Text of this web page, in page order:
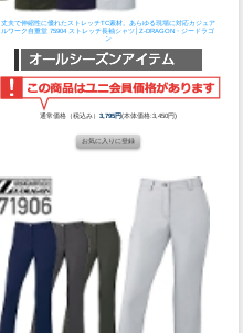
丈夫で伸縮性に優れたストレッチTC素材。あらゆる現場に対応カジュア
ルワーク自重堂 75904 ストレッチ長袖シャツ│Z-DRAGON・ジードラゴ
ン
通常価格（税込み） 3,795円(本体価格:3,450円)